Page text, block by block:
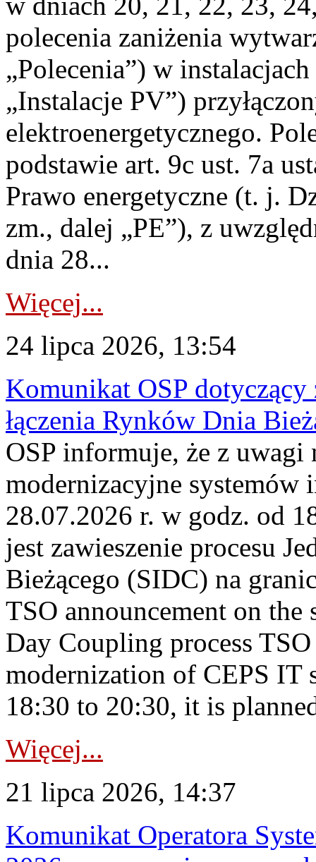
polecenia zaniżenia
„Polecenia”) w
„Instalacje PV”)
elektroenergetycznego.
podstawie art. 9c ust. 7a
Prawo energetyczne (t. j.
zm., dalej „PE”), z
dnia 28...
Więcej...
24 lipca 2026, 13:54
Komunikat OSP dotyczący
łączenia Rynków Dnia
OSP informuje, że z uwagi
modernizacyjne
28.07.2026 r. w godz. od
jest zawieszenie procesu
Bieżącego (SIDC) na
TSO announcement on
Day Coupling process
modernization of CEPS IT
18:30 to 20:30, it is
Więcej...
21 lipca 2026, 14:37
Komunikat Operatora